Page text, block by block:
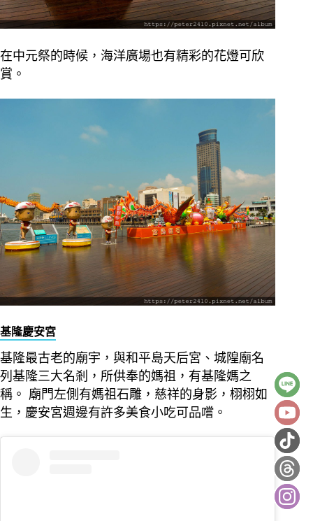
在中元祭的時候，海洋廣場也有精彩的花燈可欣
賞。
基隆慶安宮
基隆最古老的廟宇，與和平島天后宮、城隍廟名
列基隆三大名剎，所供奉的媽祖，有基隆媽之
稱。 廟門左側有媽祖石雕，慈祥的身影，栩栩如
生，慶安宮週邊有許多美食小吃可品嚐。